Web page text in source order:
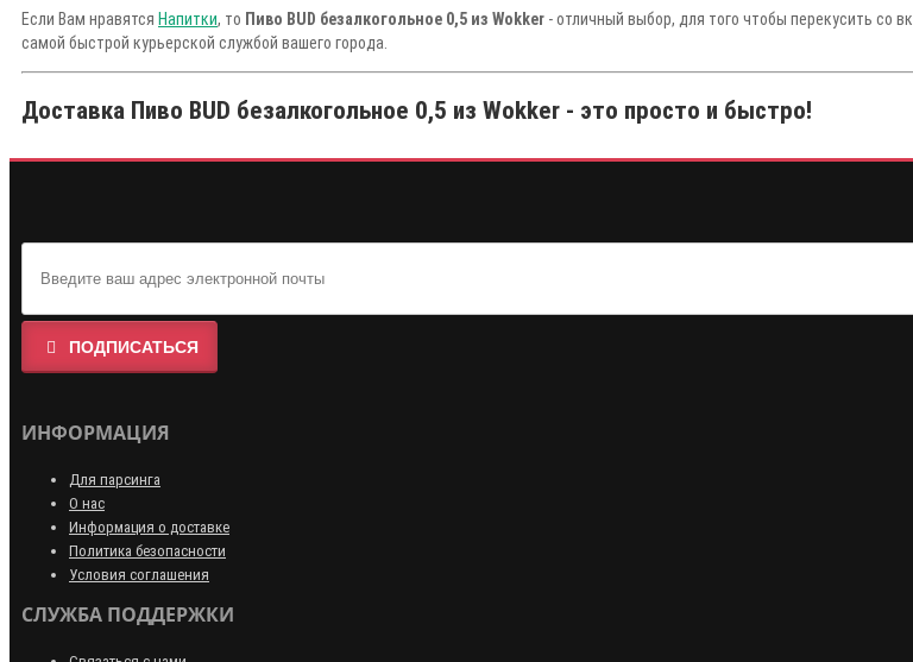
Если Вам нравятся Напитки, то Пиво BUD безалкогольное 0,5 из Wokker - отличный выбор, для того чтобы перекусить со
самой быстрой курьерской службой вашего города.
Доставка Пиво BUD безалкогольное 0,5 из Wokker - это просто и быстро!
ПОДПИСАТЬСЯ
ИНФОРМАЦИЯ
Для парсинга
О нас
Информация о доставке
Политика безопасности
Условия соглашения
СЛУЖБА ПОДДЕРЖКИ